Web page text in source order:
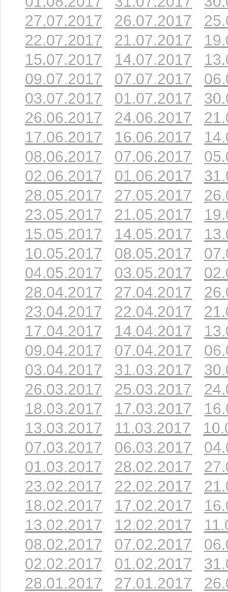
27.07.2017
26.07.2017
22.07.2017
21.07.2017
15.07.2017
14.07.2017
09.07.2017
07.07.2017
03.07.2017
01.07.2017
26.06.2017
24.06.2017
17.06.2017
16.06.2017
08.06.2017
07.06.2017
02.06.2017
01.06.2017
28.05.2017
27.05.2017
23.05.2017
21.05.2017
15.05.2017
14.05.2017
10.05.2017
08.05.2017
04.05.2017
03.05.2017
28.04.2017
27.04.2017
23.04.2017
22.04.2017
17.04.2017
14.04.2017
09.04.2017
07.04.2017
03.04.2017
31.03.2017
26.03.2017
25.03.2017
18.03.2017
17.03.2017
13.03.2017
11.03.2017
07.03.2017
06.03.2017
01.03.2017
28.02.2017
23.02.2017
22.02.2017
18.02.2017
17.02.2017
13.02.2017
12.02.2017
08.02.2017
07.02.2017
02.02.2017
01.02.2017
28.01.2017
27.01.2017